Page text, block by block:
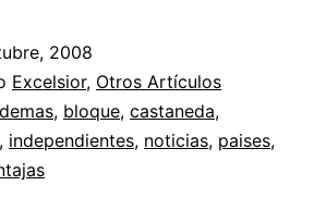
2008
Excelsior, Otros Artículos
, bloque, castaneda,
, independientes, noticias, paises,